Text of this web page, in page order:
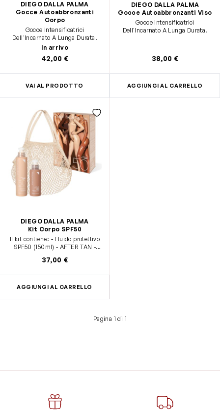
DIEGO DALLA PALMA
Gocce Autoabbronzanti
Corpo
Gocce Intensificatrici
Dell'Incarnato A Lunga Durata.
In arrivo
42,00 €
VAI AL PRODOTTO
DIEGO DALLA PALMA
Gocce Autoabbronzanti Viso
Gocce Intensificatrici
Dell'Incarnato A Lunga Durata.
38,00 €
AGGIUNGI AL CARRELLO
DIEGO DALLA PALMA
Kit Corpo SPF50
Il kit contiene: - Fluido protettivo
SPF50 (150ml) - AFTER TAN -
(100ml) - Mesh Summer Bag
37,00 €
AGGIUNGI AL CARRELLO
Pagina 1 di 1